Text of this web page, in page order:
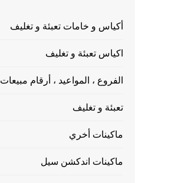
أكياس و خامات تعبئة و تغليف
اكياس تعبئة و تغليف
الفروع ، المواعيد ، أرقام مبيعات
تعبئة و تغليف
ماكينات أخري
ماكينات اندكشن سيل